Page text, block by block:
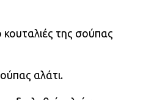
της σούπας
αλάτι.